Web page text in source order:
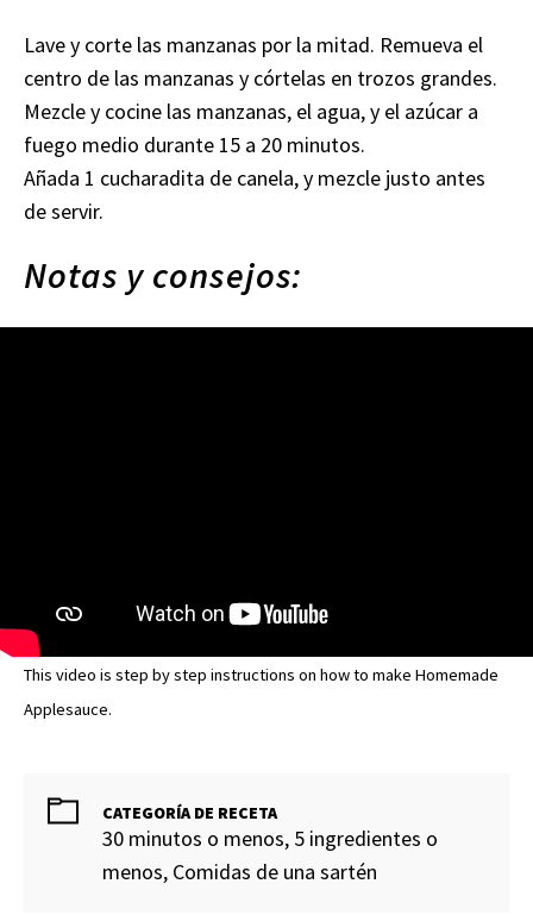
Lave y corte las manzanas por la mitad. Remueva el
centro de las manzanas y córtelas en trozos grandes.
Mezcle y cocine las manzanas, el agua, y el azúcar a
fuego medio durante 15 a 20 minutos.
Añada 1 cucharadita de canela, y mezcle justo antes
de servir.
Notas y consejos:
This video is step by step instructions on how to make Homemade
Applesauce.
CATEGORÍA DE RECETA
30 minutos o menos, 5 ingredientes o
menos, Comidas de una sartén